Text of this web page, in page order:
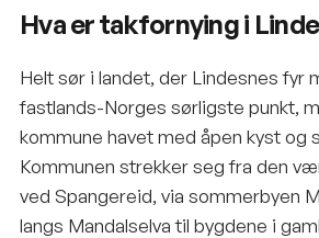
Hva er takfornying i
Helt sør i landet, der Lindesnes fyr
fastlands-Norges sørligste punkt,
kommune havet med åpen kyst og
Kommunen strekker seg fra den
ved Spangereid, via sommerbyen
langs Mandalselva til bygdene i